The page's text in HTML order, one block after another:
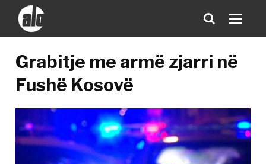
Grabitje me armë zjarri në
Fushë Kosovë